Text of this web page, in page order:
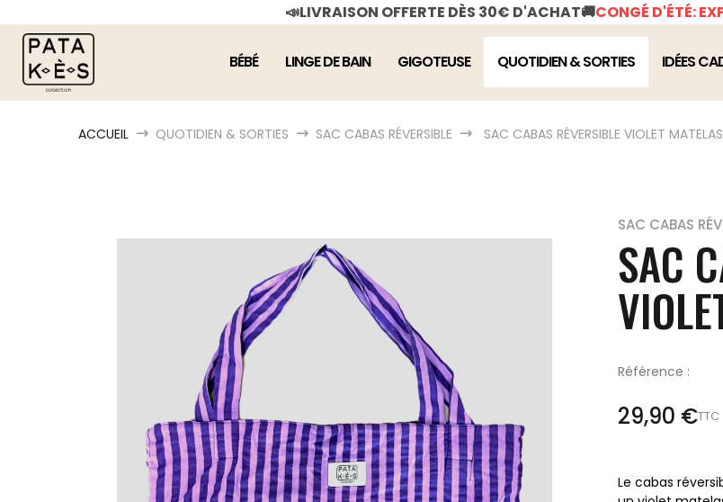
📣LIVRAISON OFFERTE DÈS 30€ D'ACHAT🚚CONGÉ D'ÉTÉ:
BÉBÉ LINGE DE BAIN GIGOTEUSE QUOTIDIEN & SORTIES IDÉES
ACCUEIL QUOTIDIEN & SORTIES SAC CABAS RÉVERSIBLE SAC CABAS RÉVERSIBLE VIOLET
SAC CABAS
SAC
Référence :
29,90 €TTC
Le cabas